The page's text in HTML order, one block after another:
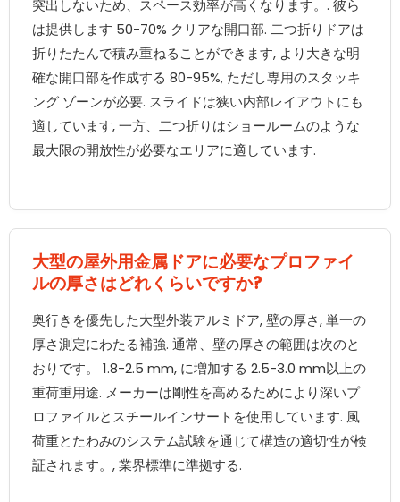
突出しないため、スペース効率が高くなります。. 彼ら
は提供します 50-70% クリアな開口部. 二つ折りドアは
折りたたんで積み重ねることができます, より大きな明
確な開口部を作成する 80-95%, ただし専用のスタッキ
ング ゾーンが必要. スライドは狭い内部レイアウトにも
適しています, 一方、二つ折りはショールームのような
最大限の開放性が必要なエリアに適しています.
大型の屋外用金属ドアに必要なプロファイ
ルの厚さはどれくらいですか?
奥行きを優先した大型外装アルミドア, 壁の厚さ, 単一の
厚さ測定にわたる補強. 通常、壁の厚さの範囲は次のと
おりです。 1.8-2.5 mm, に増加する 2.5-3.0 mm以上の
重荷重用途. メーカーは剛性を高めるためにより深いプ
ロファイルとスチールインサートを使用しています. 風
荷重とたわみのシステム試験を通じて構造の適切性が検
証されます。, 業界標準に準拠する.